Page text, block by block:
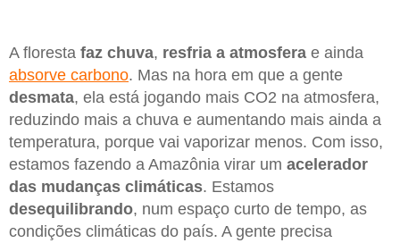
A floresta faz chuva, resfria a atmosfera e ainda
absorve carbono. Mas na hora em que a gente
desmata, ela está jogando mais CO2 na atmosfera,
reduzindo mais a chuva e aumentando mais ainda a
temperatura, porque vai vaporizar menos. Com isso,
estamos fazendo a Amazônia virar um acelerador
das mudanças climáticas. Estamos
desequilibrando, num espaço curto de tempo, as
condições climáticas do país. A gente precisa